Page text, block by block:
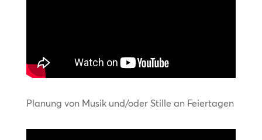
Planung von Musik und/oder Stille an Feiertagen